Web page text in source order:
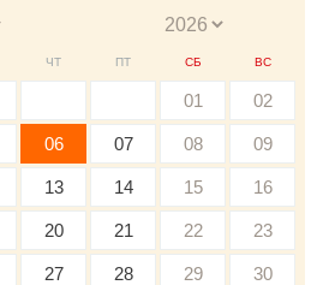
ЧТ ПТ СБ ВС
01 02
06 07 08 09
13 14 15 16
20 21 22 23
27 28 29 30